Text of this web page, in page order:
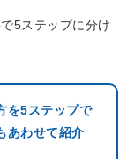
5ステップに分け
を5ステップで
あわせて紹介